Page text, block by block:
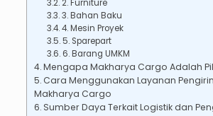
2. Furniture
3. Bahan Baku
4. Mesin Proyek
5. Sparepart
6. Barang UMKM
Mengapa Makharya Cargo Adalah
Cara Menggunakan Layanan
Makharya Cargo
Sumber Daya Terkait Logistik dan